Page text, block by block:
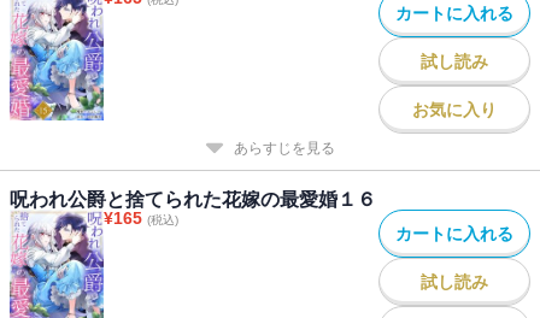
カートに入れる
試し読み
お気に入り
あらすじを見る
呪われ公爵と捨てられた花嫁の最愛婚１６
¥165 (税込)
カートに入れる
試し読み